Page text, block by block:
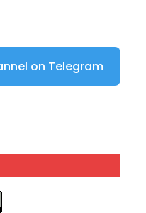
on Telegram